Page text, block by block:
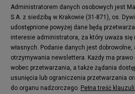
Administratorem danych osobowych jest
S.A. z siedzibą w Krakowie (31-871), os.
udostępnione powyżej dane będą
interesie administratora, za który uważa się
własnych. Podanie danych jest
otrzymywania newslettera. Każdy ma
wobec przetwarzania, a także żądania
usunięcia lub ograniczenia przetwarzania
do organu nadzorczego. Pełna treść